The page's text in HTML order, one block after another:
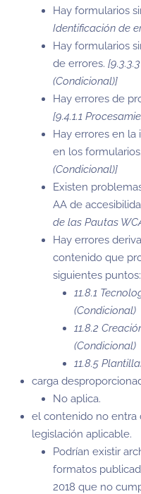
Hay formularios
Identificación de
Hay formularios
de errores.
(Condicional)]
Hay errores de
[9.4.1.1
Hay errores en
en los formularios.
(Condicional)]
Existen
AA de
de las Pautas
Hay errores
contenido que
siguientes puntos:
11.8.1
(Condicional)
11.8.2
(Condicional)
11.8.5
carga
No aplica.
el contenido no entra
legislación aplicable.
Podrían existir
formatos
2018 que no